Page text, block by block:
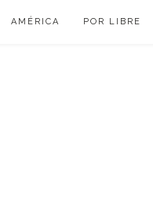
AMÉRICA POR LIBRE